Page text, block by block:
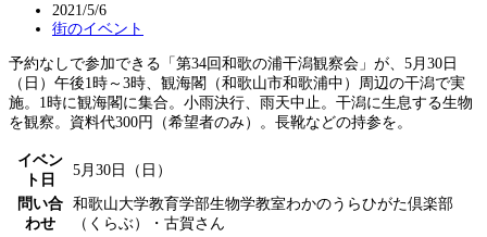
2021/5/6
街のイベント
予約なしで参加できる「第34回和歌の浦干潟観察会」が、5月30日
（日）午後1時～3時、観海閣（和歌山市和歌浦中）周辺の干潟で実
施。1時に観海閣に集合。小雨決行、雨天中止。干潟に生息する生物
を観察。資料代300円（希望者のみ）。長靴などの持参を。
イベン
ト日
5月30日（日）
問い合
わせ
和歌山大学教育学部生物学教室わかのうらひがた倶楽部
（くらぶ）・古賀さん